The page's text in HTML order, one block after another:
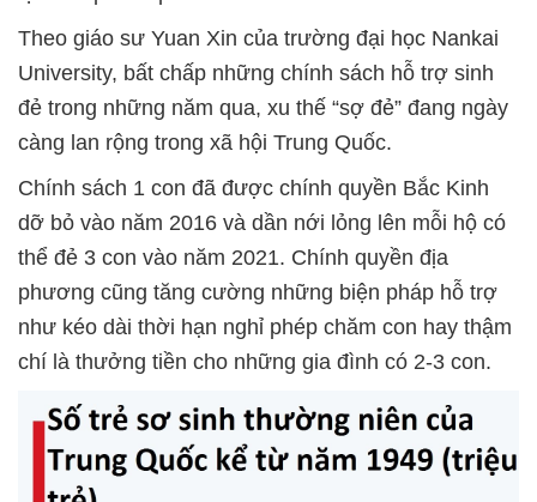
Theo giáo sư Yuan Xin của trường đại học Nankai
University, bất chấp những chính sách hỗ trợ sinh
đẻ trong những năm qua, xu thế “sợ đẻ” đang ngày
càng lan rộng trong xã hội Trung Quốc.
Chính sách 1 con đã được chính quyền Bắc Kinh
dỡ bỏ vào năm 2016 và dần nới lỏng lên mỗi hộ có
thể đẻ 3 con vào năm 2021. Chính quyền địa
phương cũng tăng cường những biện pháp hỗ trợ
như kéo dài thời hạn nghỉ phép chăm con hay thậm
chí là thưởng tiền cho những gia đình có 2-3 con.